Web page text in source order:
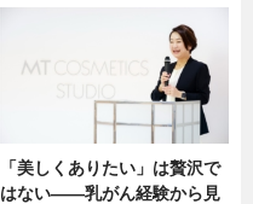
「美しくありたい」は贅沢で
はない――乳がん経験から見